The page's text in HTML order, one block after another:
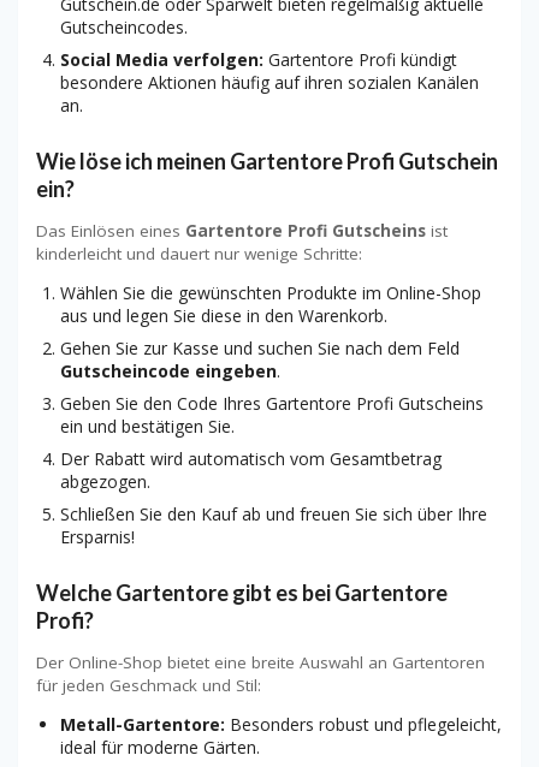
Gutscheincodes.
Social Media verfolgen: Gartentore Profi kündigt
besondere Aktionen häufig auf ihren sozialen Kanälen
an.
Wie löse ich meinen Gartentore Profi Gutschein
ein?
Das Einlösen eines Gartentore Profi Gutscheins ist
kinderleicht und dauert nur wenige Schritte:
Wählen Sie die gewünschten Produkte im Online-Shop
aus und legen Sie diese in den Warenkorb.
Gehen Sie zur Kasse und suchen Sie nach dem Feld
Gutscheincode eingeben.
Geben Sie den Code Ihres Gartentore Profi Gutscheins
ein und bestätigen Sie.
Der Rabatt wird automatisch vom Gesamtbetrag
abgezogen.
Schließen Sie den Kauf ab und freuen Sie sich über Ihre
Ersparnis!
Welche Gartentore gibt es bei Gartentore
Profi?
Der Online-Shop bietet eine breite Auswahl an Gartentoren
für jeden Geschmack und Stil:
Metall-Gartentore: Besonders robust und pflegeleicht,
ideal für moderne Gärten.